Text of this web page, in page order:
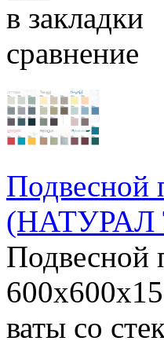
в закладки
сравнение
Подвесной
(НАТУРАЛ
Подвесной
ваты со